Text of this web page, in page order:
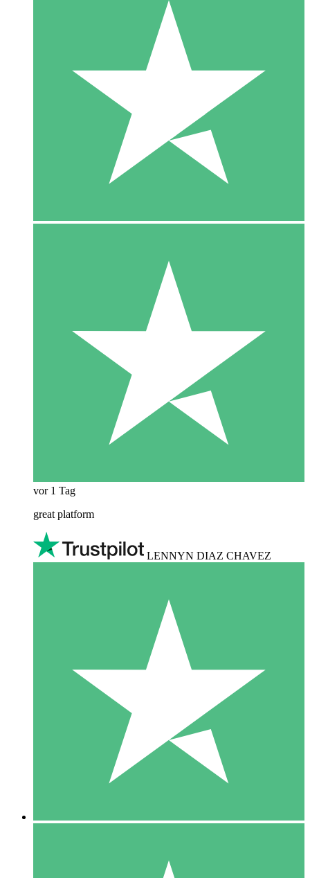
vor 1 Tag
great platform
LENNYN DIAZ CHAVEZ